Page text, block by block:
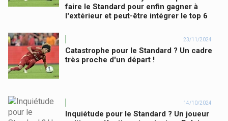
faire le Standard pour enfin gagner à
l'extérieur et peut-être intégrer le top 6
23/11/2024
Catastrophe pour le Standard ? Un cadre
très proche d'un départ !
14/10/2024
Inquiétude pour le Standard ? Un joueur